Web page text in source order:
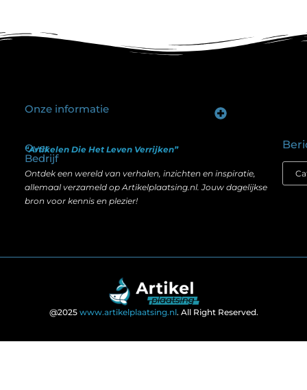
Over
Bedrijf
“Artikelen Die Het Leven Verrijken”
Ontdek een wereld van verhalen, inzichten en inspiratie,
allemaal verzameld op Artikelplaatsing.nl. Jouw dagelijkse
bron voor kennis en plezier!
Onze informatie
@2025 www.artikelplaatsing.nl. All Right Reserved.